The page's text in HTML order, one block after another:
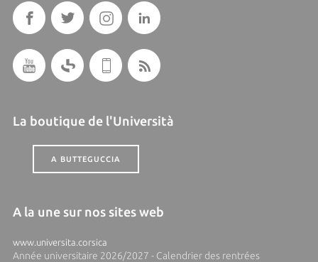
La boutique de l'Università
A BUTTEGUCCIA
A la une sur nos sites web
www.universita.corsica
Année universitaire 2026/2027 - Calendrier des rentrées